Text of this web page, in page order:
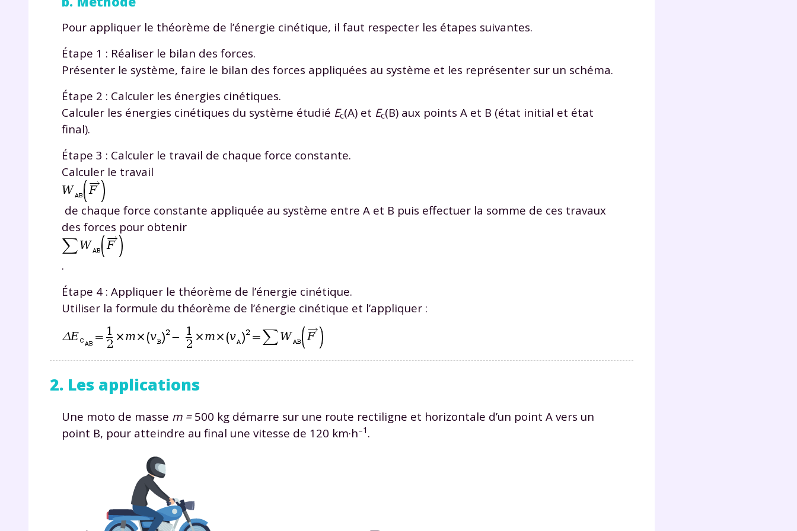
Pour appliquer le théorème de l’énergie cinétique, il faut respecter les étapes suivantes.
Étape 1 : Réaliser le bilan des forces.
Présenter le système, faire le bilan des forces appliquées au système et les représenter sur un schéma.
Étape 2 : Calculer les énergies cinétiques.
Calculer les énergies cinétiques du système étudié Ec(A) et Ec(B) aux points A et B (état initial et état
final).
Étape 3 : Calculer le travail de chaque force constante.
Calculer le travail
de chaque force constante appliquée au système entre A et B puis effectuer la somme de ces travaux
des forces pour obtenir
.
Étape 4 : Appliquer le théorème de l’énergie cinétique.
Utiliser la formule du théorème de l’énergie cinétique et l’appliquer :
2. Les applications
Une moto de masse m =500 kg démarre sur une route rectiligne et horizontale d’un point A vers un
point B, pour atteindre au final une vitesse de 120 km·h–1 .